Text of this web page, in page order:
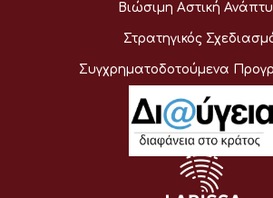
Βιώσιμη Αστική
Στρατηγικός
Συγχρηματοδοτούμενα